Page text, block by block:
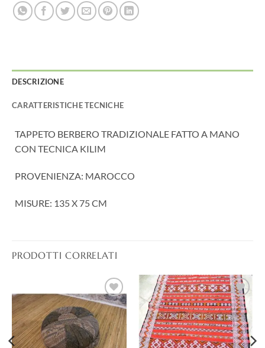
DESCRIZIONE
CARATTERISTICHE TECNICHE
TAPPETO BERBERO TRADIZIONALE FATTO A MANO
CON TECNICA KILIM
PROVENIENZA: MAROCCO
MISURE: 135 X 75 CM
PRODOTTI CORRELATI
Aggiungi
alla lista
dei
desideri
Aggiungi
alla lista
dei
desideri